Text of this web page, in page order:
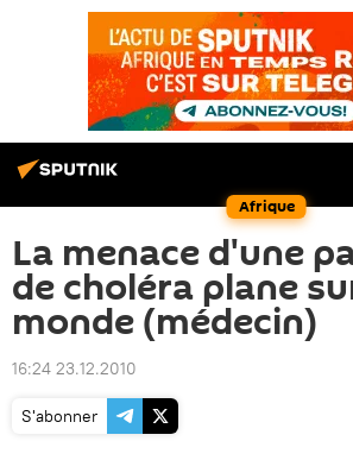
Afrique
La menace d'une
de choléra plane
monde (médecin)
16:24 23.12.2010
S'abonner